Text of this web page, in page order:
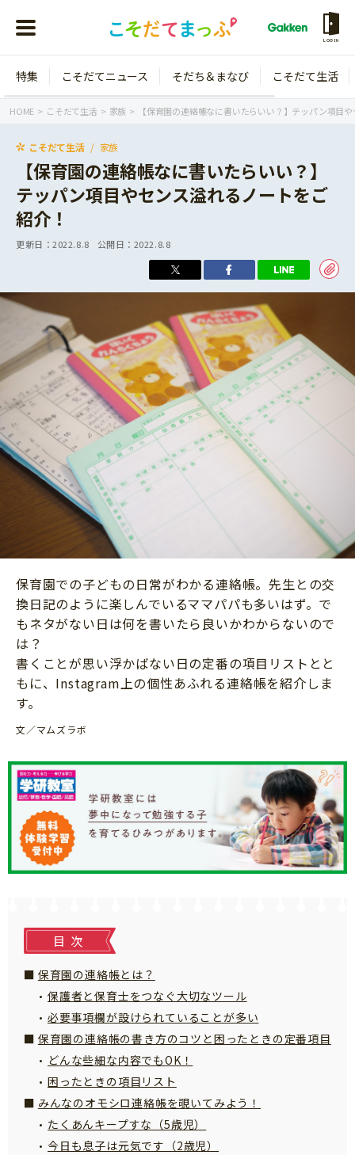
LOGIN
年齢から探す
3歳
年中
年長
小学1年生
小学2年生
小学3年生
小学4年生
小学5年生
小学6年生
イベント
ニュース
そだち＆まなび
ワーク・ドリル
幼稚園・保育園
小学校
科学・プログラミング
教育・学習
絵本・読み聞かせ
自由研究・工作
読書感想文
本・読書
運動・あそび・ゲーム
英語
習い事
こそだて生活
住まい
ファッション・美容
行事・イベント
トラブル
親子でいっしょに
人間関係
おでかけ
家族
マネー
こそだてマンガ
「こそだてまっぷ」とは
サイトのご利⽤にあたって
個⼈情報について
お問い合わせ
特集 こそだてニュース そだち＆まなび こそだて生活
HOME こそだて生活 家族 【保育園の連絡帳なに書いたらいい？】テッパン項目
こそだて生活 家族
【保育園の連絡帳なに書いたらいい？】
テッパン項目やセンス溢れるノートをご
紹介！
更新日：2022.8.8 公開日： 2022.8.8
保育園での子どもの日常がわかる連絡帳。先生との交
換日記のように楽しんでいるママパパも多いはず。で
もネタがない日は何を書いたら良いかわからないので
は？
書くことが思い浮かばない日の定番の項目リストとと
もに、Instagram上の個性あふれる連絡帳を紹介しま
す。
文／マムズラボ
目次
保育園の連絡帳とは？
保護者と保育士をつなぐ大切なツール
必要事項欄が設けられていることが多い
保育園の連絡帳の書き方のコツと困ったときの定番項目
どんな些細な内容でもOK！
困ったときの項目リスト
みんなのオモシロ連絡帳を覗いてみよう！
たくあんキープすな（5歳児）
今日も息子は元気です（2歳児）